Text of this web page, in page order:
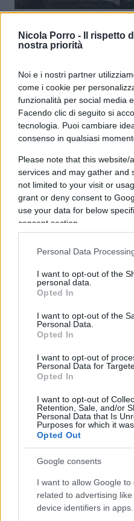
Nicola Porro -
Il rispetto
nostra priorità
Noi e i nostri partner
come i cookie per
funzionalità per social media
Facendo clic di seguito si
tecnologia. Puoi cambiare
consenso in qualsiasi
Please note that this
services and may gather and
not limited to your visit or
grant or deny consent to
use your data for below
consent section.
Personal Data
I want to opt-out of the
personal data.
Opted In
I want to opt-out of the
Personal Data.
Opted In
I want to opt-out of
Personal Data for
Opted In
I want to opt-out of
Retention, Sale, and/or
Personal Data that Is
Purposes for which it
Opted Out
Google consents
I want to allow Google to
related to advertising
device identifiers in apps.
Travaglio
della Statale il
di Federica Arata e Riccardo
24 Aprile 2026, 16:14
Wired Italia, la
cambio di
18 Aprile 2026, 11:47